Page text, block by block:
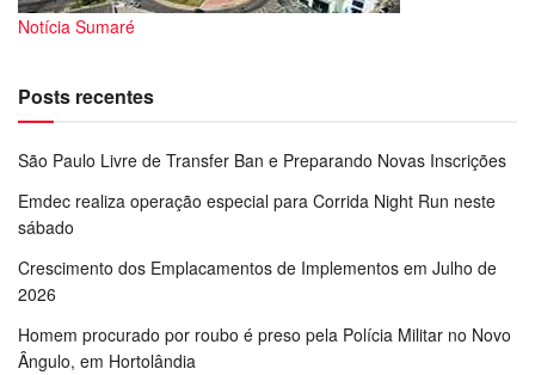
Notícia Sumaré
Posts recentes
São Paulo Livre de Transfer Ban e Preparando Novas Inscrições
Emdec realiza operação especial para Corrida Night Run neste
sábado
Crescimento dos Emplacamentos de Implementos em Julho de
2026
Homem procurado por roubo é preso pela Polícia Militar no Novo
Ângulo, em Hortolândia